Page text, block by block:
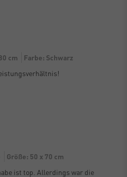
cm
Farbe: Schwarz
Größe: 50 x 70 cm
ist top. Allerdings war die